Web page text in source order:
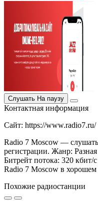
Слушать На паузу
Контактная информация
Сайт: https://www.radio7.ru/
Radio 7 Moscow —
регистрации. Жанр:
Битрейт потока: 320
Radio 7 Moscow в хорошем
Похожие радиостанции